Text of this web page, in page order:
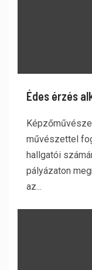
Édes érzés
művészettel
hallgatói
pályázaton
az...